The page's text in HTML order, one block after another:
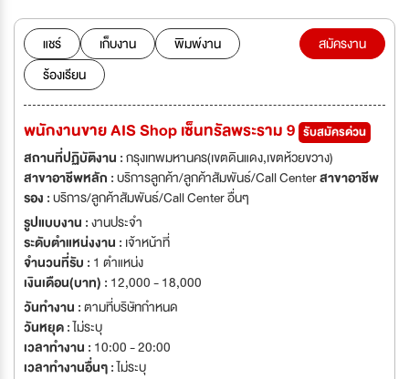
แชร์ เก็บงาน
พิมพ์งาน
ร้องเรียน
สมัครงาน
พนักงานขาย AIS Shop เซ็นทรัลพระราม 9 รับสมัครด่วน
สถานที่ปฏิบัติงาน :กรุงเทพมหานคร(เขตดินแดง,เขตห้วยขวาง)
สาขาอาชีพหลัก :บริการลูกค้า/ลูกค้าสัมพันธ์/Call Centerสาขาอาชีพ
รอง :บริการ/ลูกค้าสัมพันธ์/Call Center อื่นๆ
รูปแบบงาน :งานประจำ
ระดับตำแหน่งงาน : เจ้าหน้าที่
จำนวนที่รับ : 1 ตำแหน่ง
เงินเดือน(บาท) : 12,000 - 18,000
วันทำงาน :ตามที่บริษัทกำหนด
วันหยุด :ไม่ระบุ
เวลาทำงาน : 10:00 - 20:00
เวลาทำงานอื่นๆ :ไม่ระบุ